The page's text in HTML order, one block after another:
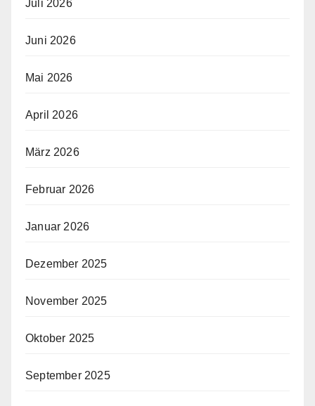
Juli 2026
Juni 2026
Mai 2026
April 2026
März 2026
Februar 2026
Januar 2026
Dezember 2025
November 2025
Oktober 2025
September 2025